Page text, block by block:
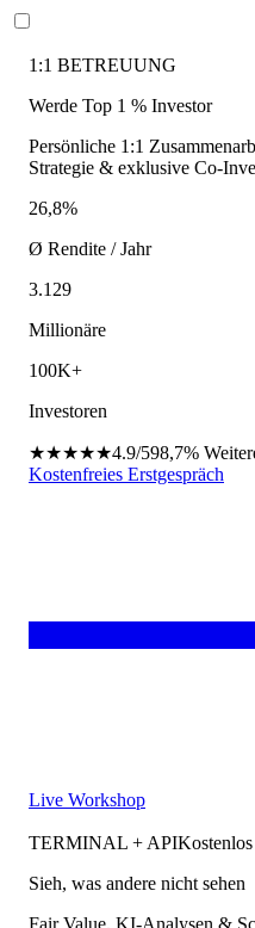
1:1 BETREUUNG
Werde Top 1 % Investor
Persönliche 1:1
Strategie & exklusive Co-
26,8%
Ø Rendite / Jahr
3.129
Millionäre
100K+
Investoren
★★★★★4.9/598,7%
Kostenfreies Erstgespräch
Live Workshop
TERMINAL + APIKostenlos
Sieh, was andere nicht sehen